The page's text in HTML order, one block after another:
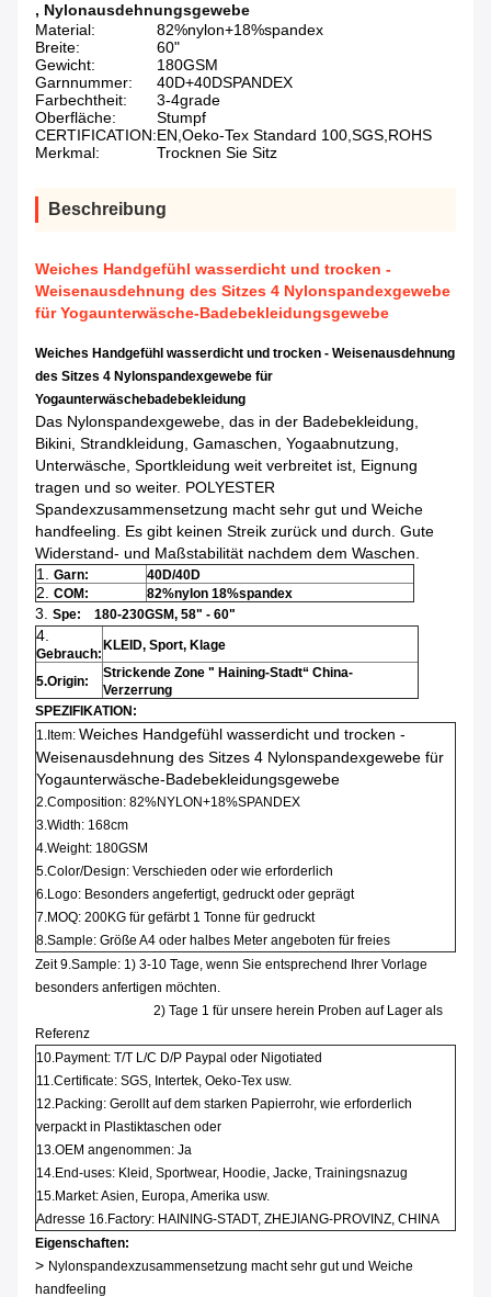
, Nylonausdehnungsgewebe
Material:
82%nylon+18%spandex
Breite:
60"
Gewicht:
180GSM
Garnnummer:
40D+40DSPANDEX
Farbechtheit:
3-4grade
Oberfläche:
Stumpf
CERTIFICATION:EN,Oeko-Tex Standard 100,SGS,ROHS
Merkmal:
Trocknen Sie Sitz
Beschreibung
Weiches Handgefühl wasserdicht und trocken -
Weisenausdehnung des Sitzes 4 Nylonspandexgewebe
für Yogaunterwäsche-Badebekleidungsgewebe
Weiches Handgefühl wasserdicht und trocken - Weisenausdehnung
des Sitzes 4 Nylonspandexgewebe für
Yogaunterwäschebadebekleidung
Das Nylonspandexgewebe, das in der Badebekleidung,
Bikini, Strandkleidung, Gamaschen, Yogaabnutzung,
Unterwäsche, Sportkleidung weit verbreitet ist, Eignung
tragen und so weiter. POLYESTER
Spandexzusammensetzung macht sehr gut und Weiche
handfeeling. Es gibt keinen Streik zurück und durch. Gute
Widerstand- und Maßstabilität nachdem dem Waschen.
1. Garn: 40D/40D
2. COM: 82%nylon 18%spandex
3. Spe: 180-230GSM, 58" - 60"
4.
Gebrauch:
KLEID, Sport, Klage
5.Origin:
Strickende Zone " Haining-Stadt“ China-
Verzerrung
SPEZIFIKATION:
1.Item: Weiches Handgefühl wasserdicht und trocken -
Weisenausdehnung des Sitzes 4 Nylonspandexgewebe für
Yogaunterwäsche-Badebekleidungsgewebe
2.Composition: 82%NYLON+18%SPANDEX
3.Width: 168cm
4.Weight: 180GSM
5.Color/Design: Verschieden oder wie erforderlich
6.Logo: Besonders angefertigt, gedruckt oder geprägt
7.MOQ: 200KG für gefärbt 1 Tonne für gedruckt
8.Sample: Größe A4 oder halbes Meter angeboten für freies
Zeit 9.Sample: 1) 3-10 Tage, wenn Sie entsprechend Ihrer Vorlage
besonders anfertigen möchten.
2) Tage 1 für unsere herein Proben auf Lager als
Referenz
10.Payment: T/T L/C D/P Paypal oder Nigotiated
11.Certificate: SGS, Intertek, Oeko-Tex usw.
12.Packing: Gerollt auf dem starken Papierrohr, wie erforderlich
verpackt in Plastiktaschen oder
13.OEM angenommen: Ja
14.End-uses: Kleid, Sportwear, Hoodie, Jacke, Trainingsnazug
15.Market: Asien, Europa, Amerika usw.
Adresse 16.Factory: HAINING-STADT, ZHEJIANG-PROVINZ, CHINA
Eigenschaften:
> Nylonspandexzusammensetzung macht sehr gut und Weiche
handfeeling